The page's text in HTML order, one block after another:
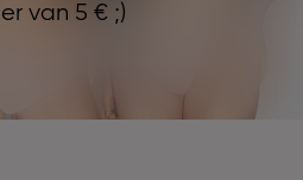
van 5 € ;)